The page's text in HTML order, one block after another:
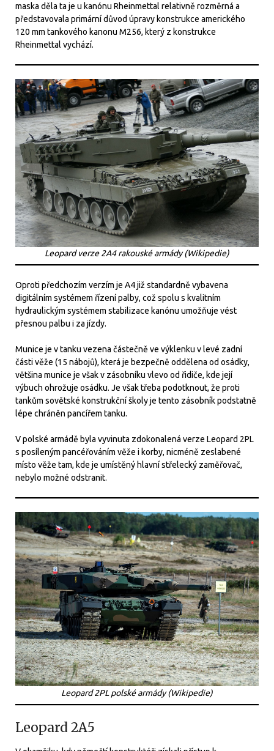
maska děla ta je u kanónu Rheinmettal relativně rozměrná a
představovala primární důvod úpravy konstrukce amerického
120 mm tankového kanonu M256, který z konstrukce
Rheinmettal vychází.
Leopard verze 2A4 rakouské armády (Wikipedie)
Oproti předchozím verzím je A4 již standardně vybavena
digitálním systémem řízení palby, což spolu s kvalitním
hydraulickým systémem stabilizace kanónu umožňuje vést
přesnou palbu i za jízdy.
Munice je v tanku vezena částečně ve výklenku v levé zadní
části věže (15 nábojů), která je bezpečně oddělena od osádky,
většina munice je však v zásobníku vlevo od řidiče, kde její
výbuch ohrožuje osádku. Je však třeba podotknout, že proti
tankům sovětské konstrukční školy je tento zásobník podstatně
lépe chráněn pancířem tanku.
V polské armádě byla vyvinuta zdokonalená verze Leopard 2PL
s posíleným pancéřováním věže i korby, nicméně zeslabené
místo věže tam, kde je umístěný hlavní střelecký zaměřovač,
nebylo možné odstranit.
Leopard 2PL polské armády (Wikipedie)
Leopard 2A5